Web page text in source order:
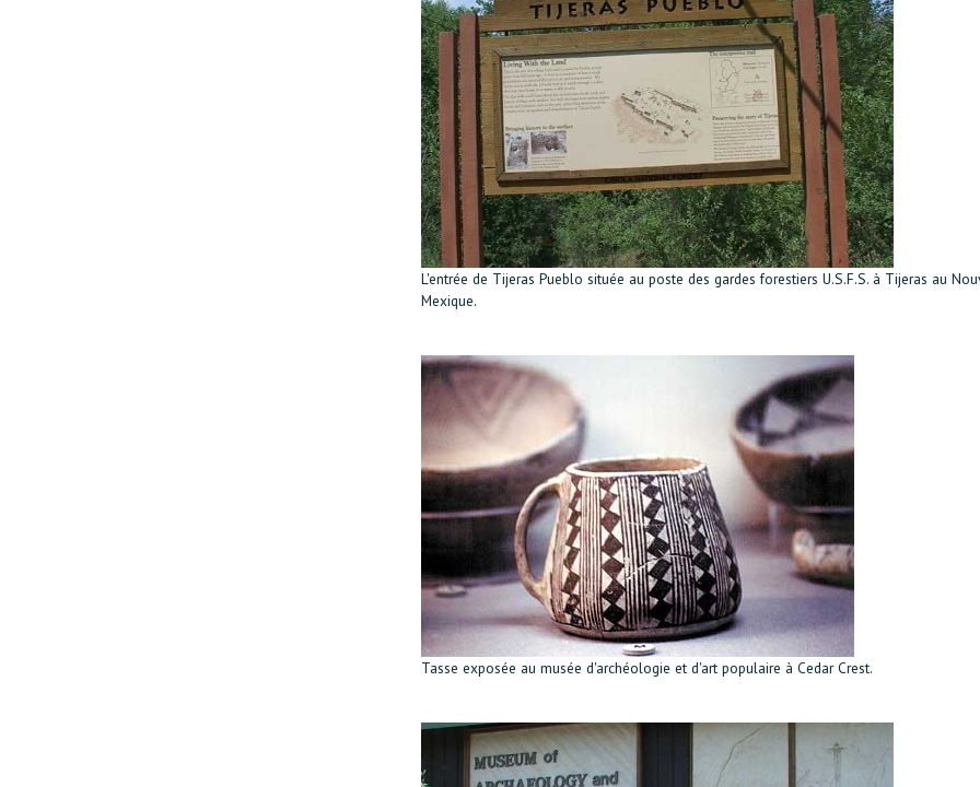
L'entrée de Tijeras Pueblo située au poste des gardes forestiers U.S.F.S. à Tijeras au
Mexique.
Tasse exposée au musée d'archéologie et d'art populaire à Cedar Crest.